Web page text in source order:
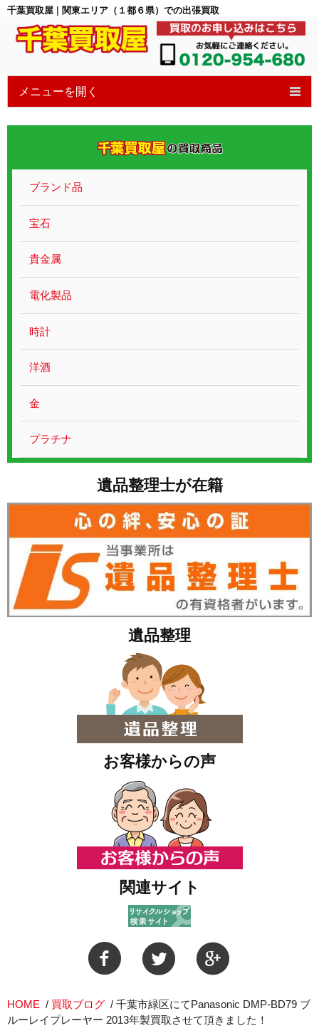
千葉買取屋 | 関東エリア（１都６県）での出張買取
メニューを開く
買取の流れ
買取ブログ
貴金属ブランド
遺品整理
お問い合わせ
ブランド品
宝石
貴金属
電化製品
時計
洋酒
金
プラチナ
遺品整理士が在籍
遺品整理
お客様からの声
関連サイト
HOME / 買取ブログ / 千葉市緑区にてPanasonic DMP-BD79 ブ
ルーレイプレーヤー 2013年製買取させて頂きました！